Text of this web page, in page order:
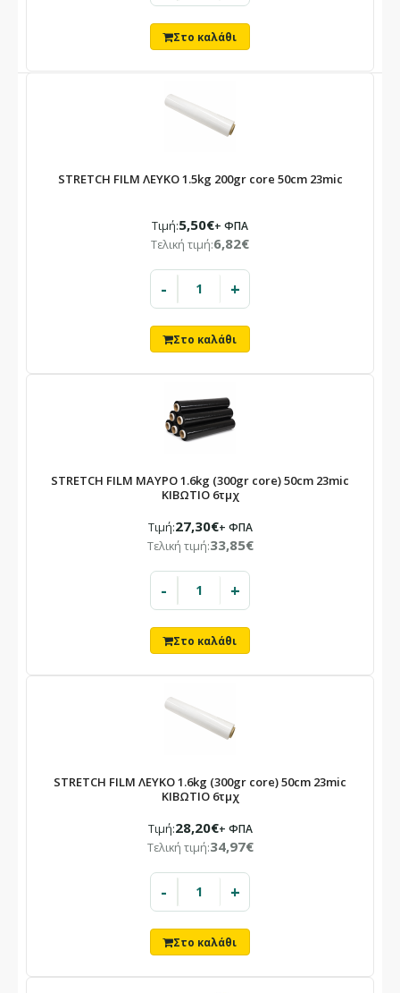
STRETCH FILM ΛΕΥΚΟ 1.5kg 200gr core 50cm 23mic
Τιμή:5,50€+ ΦΠΑ
Τελική τιμή:6,82€
- +
STRETCH FILM ΜΑΥΡΟ 1.6kg (300gr core) 50cm 23mic
ΚΙΒΩΤΙΟ 6τμχ
Τιμή:27,30€+ ΦΠΑ
Τελική τιμή:33,85€
- +
STRETCH FILM ΛΕΥΚΟ 1.6kg (300gr core) 50cm 23mic
ΚΙΒΩΤΙΟ 6τμχ
Τιμή:28,20€+ ΦΠΑ
Τελική τιμή:34,97€
- +